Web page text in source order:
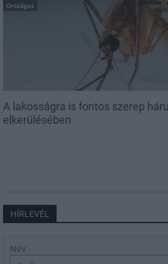
Országos
A lakosságra is fontos szerep
elkerülésében
HÍRLEVÉL
Név